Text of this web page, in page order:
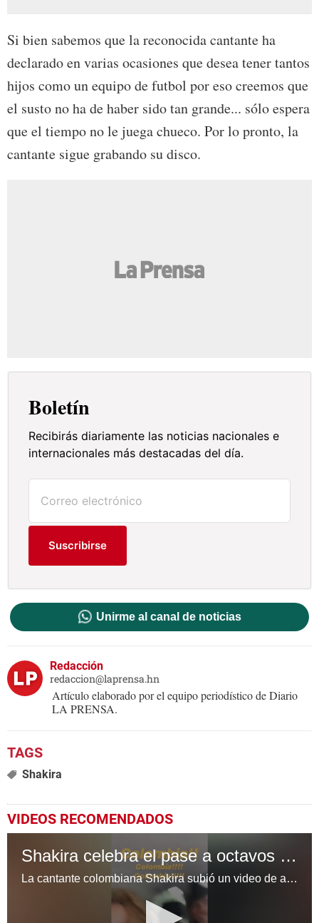
Si bien sabemos que la reconocida cantante ha
declarado en varias ocasiones que desea tener tantos
hijos como un equipo de futbol por eso creemos que
el susto no ha de haber sido tan grande... sólo espera
que el tiempo no le juega chueco. Por lo pronto, la
cantante sigue grabando su disco.
Boletín
Recibirás diariamente las noticias nacionales e
internacionales más destacadas del día.
Suscribirse
Unirme al canal de noticias
Redacción
redaccion@laprensa.hn
Artículo elaborado por el equipo periodístico de Diario
LA PRENSA.
Shakira
VIDEOS RECOMENDADOS
Shakira celebra el pase a octavos de la Selelección colombiana
La cantante colombiana Shakira subió un video de apenas 8 segundos en donde celebra la clasificación de su selección. y es que el combinado cafetero clasifico a octavos de final tras vencer 1-0 a Senegal.